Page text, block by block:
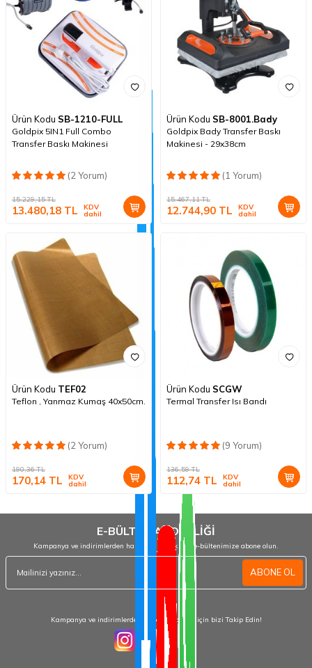
Ürün Kodu SB-1210-FULL
Goldpix 5IN1 Full Combo
Transfer Baskı Makinesi
(2 Yorum)
15.229,15TL
13.480,18 TL KDV
dahil
Ürün Kodu SB-8001.Bady
Goldpix Bady Transfer Baskı
Makinesi - 29x38cm
(1 Yorum)
15.467,11TL
12.744,90 TL KDV
dahil
Ürün Kodu TEF02
Teflon , Yanmaz Kumaş 40x50cm.
(2 Yorum)
190,36TL
170,14 TL KDV
dahil
Ürün Kodu SCGW
Termal Transfer Isı Bandı
(9 Yorum)
136,59TL
112,74 TL KDV
dahil
E-BÜLTEN ABONELİĞİ
Kampanya ve indirimlerden haberdar olmak için e-bültenimize abone olun.
ABONE OL
Kampanya ve indirimlerden haberdar olmak için bizi Takip Edin!